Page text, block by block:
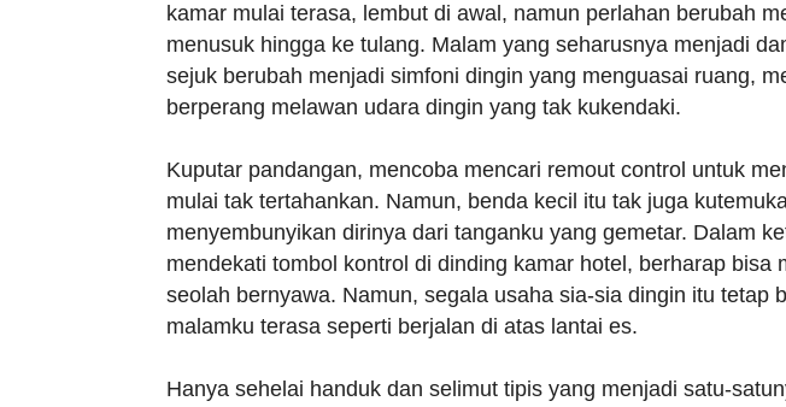
kamar mulai terasa, lembut di awal, namun perlahan berubah
menusuk hingga ke tulang. Malam yang seharusnya menjadi
sejuk berubah menjadi simfoni dingin yang menguasai ruang,
berperang melawan udara dingin yang tak kukendaki.
Kuputar pandangan, mencoba mencari remout control untuk
mulai tak tertahankan. Namun, benda kecil itu tak juga
menyembunyikan dirinya dari tanganku yang gemetar. Dalam
mendekati tombol kontrol di dinding kamar hotel, berharap bisa
seolah bernyawa. Namun, segala usaha sia-sia dingin itu tetap
malamku terasa seperti berjalan di atas lantai es.
Hanya sehelai handuk dan selimut tipis yang menjadi satu-